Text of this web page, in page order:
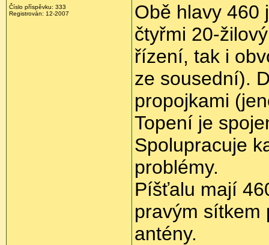
Číslo příspěvku: 333
Registrován: 12-2007
Obě hlavy 460
čtyřmi 20-
řízení, tak i
ze sousední).
propojkami
Topení je
Spolupracuje
problémy.
Píšťalu mají
pravým sítkem
antény.